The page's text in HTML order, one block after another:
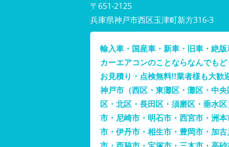
〒651-2125
兵庫県神戸市西区玉津町新方316-3
輸入車・国産車・新車・旧車・絶版
カーエアコンのことならなんでもど
お見積り・点検無料!!業者様も大歓
神戸市（西区・東灘区・灘区・中
区・北区・長田区・須磨区・垂水
市・尼崎市・明石市・西宮市・洲
市・伊丹市・相生市・豊岡市・加